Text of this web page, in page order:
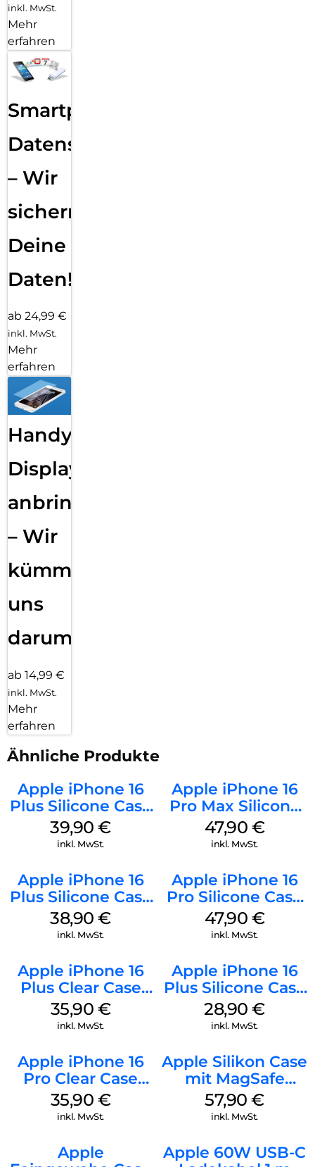
inkl. MwSt.
Mehr
erfahren
Smartphone
Datensicherung
– Wir
sichern
Deine
Daten!
ab 24,99 €
inkl. MwSt.
Mehr
erfahren
Handy
Displayfolie
anbringen
– Wir
kümmern
uns
darum!
ab 14,99 €
inkl. MwSt.
Mehr
erfahren
Ähnliche Produkte
Apple iPhone 16
Plus Silicone Case
MagSafe Plum
39,90€
inkl. MwSt.
Apple iPhone 16
Pro Max Silicone
Case MagSafe
Black
47,90 €
inkl. MwSt.
Apple iPhone 16
Plus Silicone Case
MagSafe Denim
38,90€
inkl. MwSt.
Apple iPhone 16
Pro Silicone Case
MagSafe Denim
47,90 €
inkl. MwSt.
Apple iPhone 16
Plus Clear Case
MagSafe
Transparent
35,90 €
inkl. MwSt.
Apple iPhone 16
Plus Silicone Case
MagSafe Black
28,90€
inkl. MwSt.
Apple iPhone 16
Pro Clear Case
MagSafe
Transparent
35,90 €
inkl. MwSt.
Apple Silikon Case
mit MagSafe
iPhone 14 Pro
(PRODUCT)RED
57,90€
inkl. MwSt.
Apple
Apple 60W USB-C